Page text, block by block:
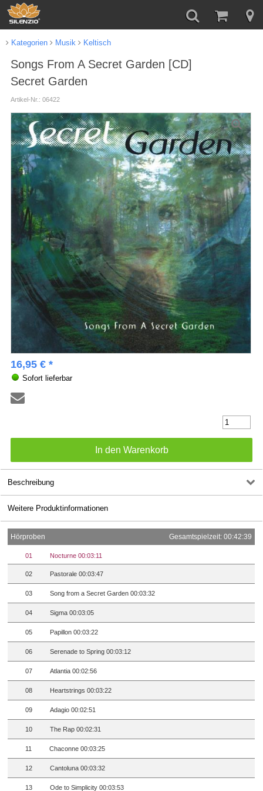
Kategorien Musik Keltisch
Songs From A Secret Garden [CD]
Secret Garden
Artikel-Nr.: 06422
16,95 € *
Sofort lieferbar
Beschreibung
Weitere Produktinformationen
Hörproben Gesamtspielzeit: 00:42:39
01 Nocturne 00:03:11
02 Pastorale 00:03:47
03 Song from a Secret Garden 00:03:32
04 Sigma 00:03:05
05 Papillon 00:03:22
06 Serenade to Spring 00:03:12
07 Atlantia 00:02:56
08 Heartstrings 00:03:22
09 Adagio 00:02:51
10 The Rap 00:02:31
11 Chaconne 00:03:25
12 Cantoluna 00:03:32
13 Ode to Simplicity 00:03:53